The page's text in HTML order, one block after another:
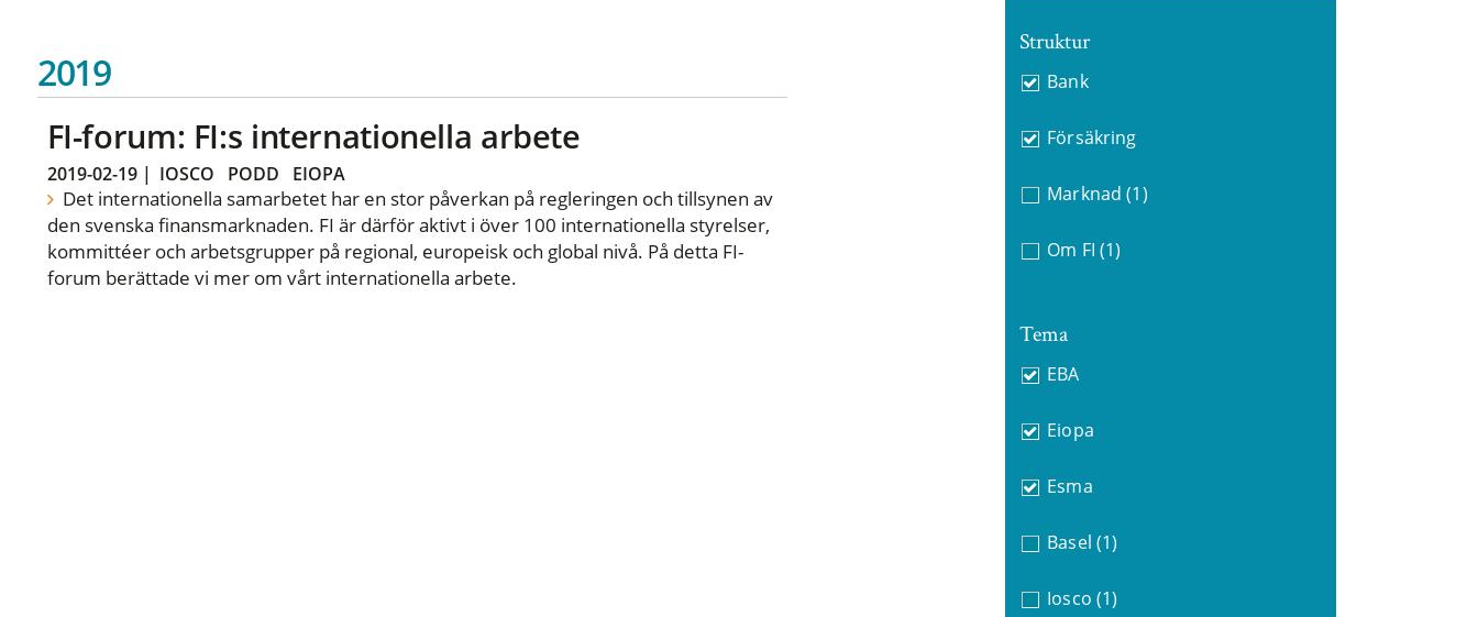
2019
FI-forum: FI:s internationella arbete
2019-02-19| IOSCO PODD EIOPA
Det internationella samarbetet har en stor påverkan på regleringen och tillsynen av
den svenska finansmarknaden. FI är därför aktivt i över 100 internationella styrelser,
kommittéer och arbetsgrupper på regional, europeisk och global nivå. På detta FI-
forum berättade vi mer om vårt internationella arbete.
Struktur
Bank
Försäkring
Marknad (1)
Om FI (1)
Tema
EBA
Eiopa
Esma
Basel (1)
Iosco (1)